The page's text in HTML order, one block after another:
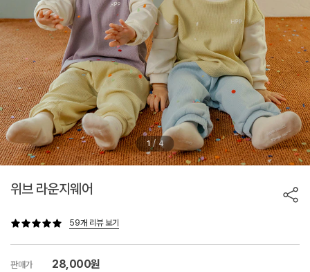
1 / 4
위브 라운지웨어
59개 리뷰 보기
판매가 28,000원